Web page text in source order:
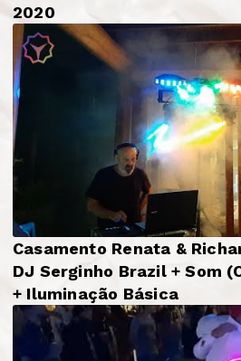
2020
Casamento Renata &
DJ Serginho Brazil + Som
+ Iluminação Básica